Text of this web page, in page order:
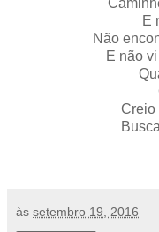
E
Não
E não
Creio
às setembro 19, 2016